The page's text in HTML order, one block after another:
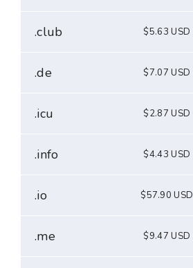
.club $5.63 USD
.de $7.07 USD
.icu $2.87 USD
.info $4.43 USD
.io $57.90 USD
.me $9.47 USD